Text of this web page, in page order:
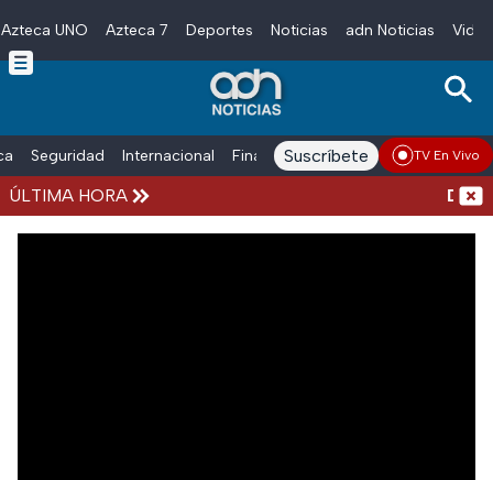
Skip to main content
Azteca UNO Azteca 7 Deportes Noticias adn Noticias
Seguridad Internacional Finanzas adn Noticias Radio
Suscríbete TV En Vivo
ÚLTIMA HORA